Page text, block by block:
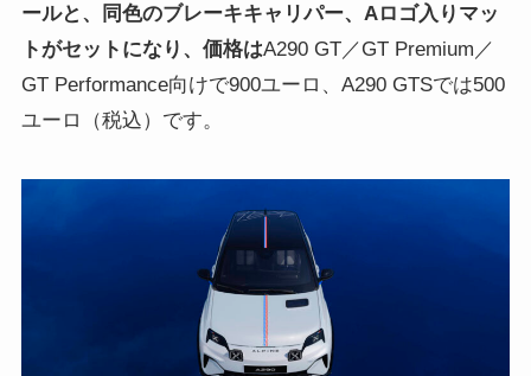
ールと、同色のブレーキキャリパー、Aロゴ入りマッ
トがセットになり、価格はA290 GT／GT Premium／
GT Performance向けで900ユーロ、A290 GTSでは500
ユーロ（税込）です。